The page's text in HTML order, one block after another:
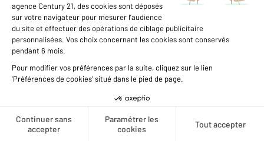
Créer une alerte
BOULOGNE SUR MER 62
Ref : 19095
Appartement F4 à vendre
209 500 €